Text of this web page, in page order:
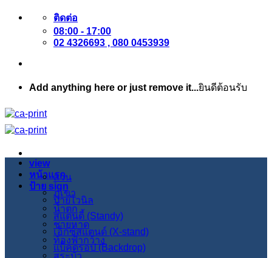
ข้าม
เนื้อหา
ติดต่อ
08:00 - 17:00
02 4326693 , 080 0453939
Add anything here or just remove it...ยินดีต้อนรับ
หน้าแรก
ป้าย sign
ป้ายไวนิล
สแตนดี้ (Standy)
เอ็กซ์สแตนด์ (X-stand)
แบ็คดรอป (Backdrop)
view
สวน
ภูเขา
น้ำตก
ชายหาด
ท้องฟ้ากว้าง
สระบัว